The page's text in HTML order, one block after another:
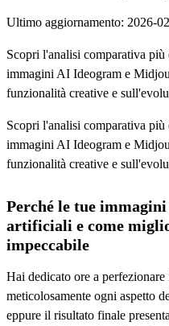
Ultimo aggiornamento: 2026-
Scopri l'analisi comparativa
immagini AI Ideogram e
funzionalità creative e
Scopri l'analisi comparativa
immagini AI Ideogram e
funzionalità creative e
Perché le tue
artificiali e come
impeccabile
Hai dedicato ore a
meticolosamente ogni aspetto
eppure il risultato finale